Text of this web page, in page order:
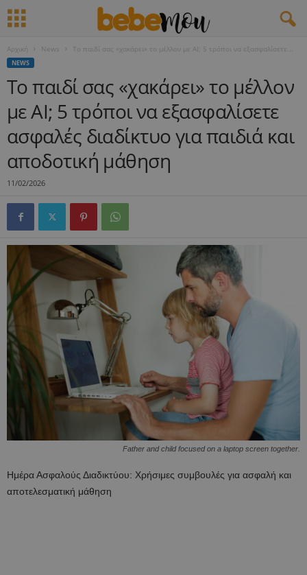
Αρχική News Το παιδί σας «χακάρει» το μέλλον με AI; 5 τρόποι να εξασφαλίσετε...
NEWS
Το παιδί σας «χακάρει» το μέλλον
με AI; 5 τρόποι να εξασφαλίσετε
ασφαλές διαδίκτυο για παιδιά και
αποδοτική μάθηση
11/02/2026
Father and child focused on a laptop screen together.
Ημέρα Ασφαλούς Διαδικτύου: Χρήσιμες συμβουλές για ασφαλή και
αποτελεσματική μάθηση